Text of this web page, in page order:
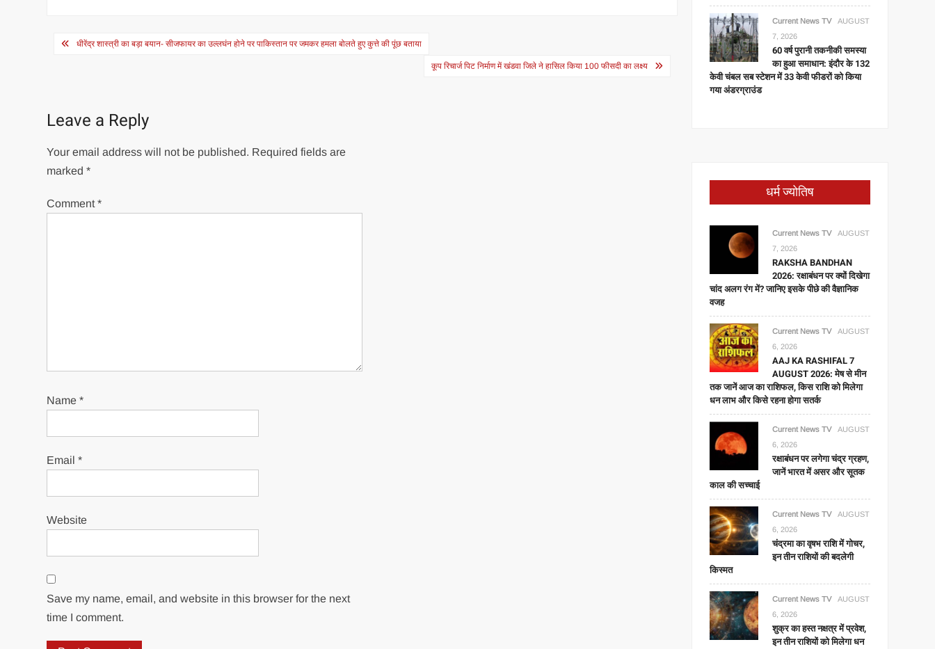
Postधीरेंद्र शास्त्री का बड़ा बयान- सीजफायर का उल्लघंन होने पर पाकिस्तान पर जमकर हमला बोलते हुए कुत्ते की पूंछ बताया
कूप रिचार्ज पिट निर्माण में खंडवा जिले ने हासिल किया 100 फीसदी का लक्ष्य
Leave a Reply
Your email address will not be published. Required fields are
marked*
Comment*
Name*
Email*
Website
Save my name, email, and website in this browser for the next
time I comment.
Current News TV
AUGUST
7, 2026
60 वर्ष पुरानी तकनीकी समस्या
का हुआ समाधान: इंदौर के 132
केवी चंबल सब स्टेशन में 33 केवी फीडरों को किया
गया अंडरग्राउंड
धर्म ज्योतिष
Current News TV
AUGUST
7, 2026
RAKSHA BANDHAN
2026: रक्षाबंधन पर क्यों दिखेगा
चांद अलग रंग में? जानिए इसके पीछे की वैज्ञानिक
वजह
Current News TV
AUGUST
6, 2026
AAJ KA RASHIFAL 7
AUGUST 2026: मेष से मीन
तक जानें आज का राशिफल, किस राशि को मिलेगा
धन लाभ और किसे रहना होगा सतर्क
Current News TV
AUGUST
6, 2026
रक्षाबंधन पर लगेगा चंद्र ग्रहण,
जानें भारत में असर और सूतक
काल की सच्चाई
Current News TV
AUGUST
6, 2026
चंद्रमा का वृषभ राशि में गोचर,
इन तीन राशियों की बदलेगी
किस्मत
Current News TV
AUGUST
6, 2026
शुक्र का हस्त नक्षत्र में प्रवेश,
इन तीन राशियों को मिलेगा धन